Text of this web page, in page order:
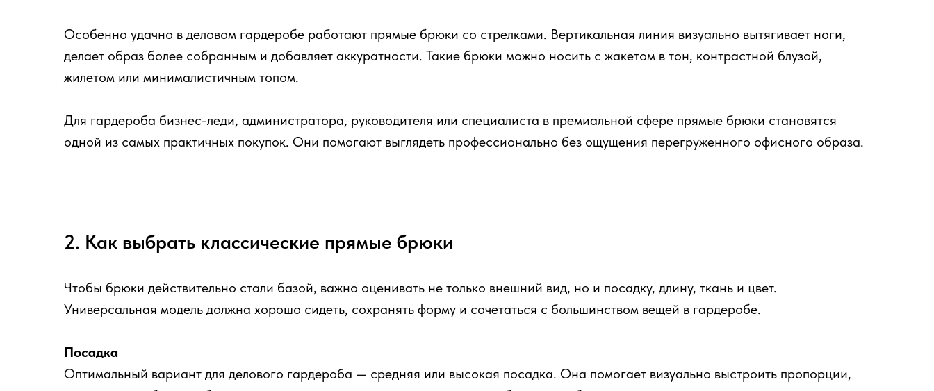
Особенно удачно в деловом гардеробе работают прямые брюки со стрелками. Вертикальная линия визуально вытягивает ноги,
делает образ более собранным и добавляет аккуратности. Такие брюки можно носить с жакетом в тон, контрастной блузой,
жилетом или минималистичным топом.
Для гардероба бизнес-леди, администратора, руководителя или специалиста в премиальной сфере прямые брюки становятся
одной из самых практичных покупок. Они помогают выглядеть профессионально без ощущения перегруженного офисного образа.
2. Как выбрать классические прямые брюки
Чтобы брюки действительно стали базой, важно оценивать не только внешний вид, но и посадку, длину, ткань и цвет.
Универсальная модель должна хорошо сидеть, сохранять форму и сочетаться с большинством вещей в гардеробе.
Посадка
Оптимальный вариант для делового гардероба — средняя или высокая посадка. Она помогает визуально выстроить пропорции,